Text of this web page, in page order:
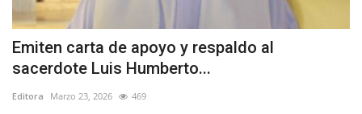
Emiten carta de apoyo y respaldo al
sacerdote Luis Humberto...
Editora Marzo 23, 2026 469